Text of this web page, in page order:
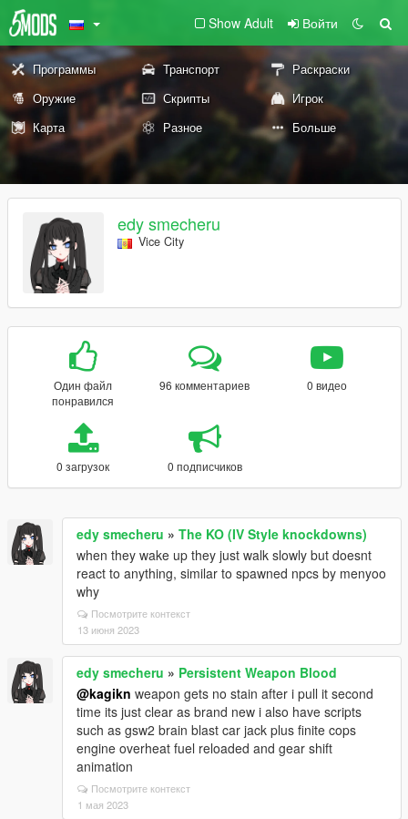
Show Adult Войти
Программы Транспорт
Раскраски
Оружие
Скрипты
Игрок
Карта
Разное Больше
edy smecheru
Vice City
Один файл
понравился
96 комментариев 0 видео
0 загрузок 0 подписчиков
edy smecheru » The KO (IV Style knockdowns)
when they wake up they just walk slowly but doesnt
react to anything, similar to spawned npcs by menyoo
why
Посмотрите контекст
13 июня 2023
edy smecheru » Persistent Weapon Blood
@kagikn weapon gets no stain after i pull it second
time its just clear as brand new i also have scripts
such as gsw2 brain blast car jack plus finite cops
engine overheat fuel reloaded and gear shift
animation
Посмотрите контекст
1 мая 2023